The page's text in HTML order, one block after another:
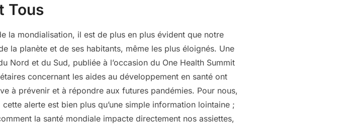
Tous
la mondialisation, il est de plus en plus évident que notre
la planète et de ses habitants, même les plus éloignés. Une
Nord et du Sud, publiée à l’occasion du One Health Summit
concernant les aides au développement en santé ont
à prévenir et à répondre aux futures pandémies. Pour nous,
alerte est bien plus qu’une simple information lointaine ;
la santé mondiale impacte directement nos assiettes,